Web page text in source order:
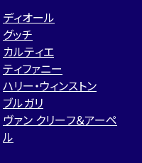
ディオール
グッチ
カルティエ
ティファニー
ハリー・ウィンストン
ブルガリ
ヴァン クリーフ＆アーペ
ル